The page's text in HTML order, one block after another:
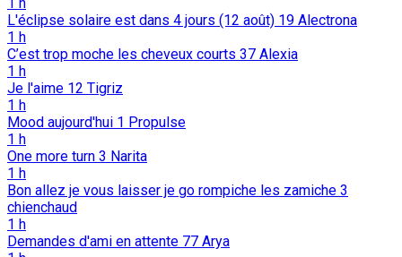
L'éclipse solaire est dans 4 jours (12 août) 19 Alectrona
1 h
C’est trop moche les cheveux courts 37 Alexia
1 h
Je l'aime 12 Tigriz
1 h
Mood aujourd'hui 1 Propulse
1 h
One more turn 3 Narita
1 h
Bon allez je vous laisser je go rompiche les zamiche 3
chienchaud
1 h
Demandes d'ami en attente 77 Arya